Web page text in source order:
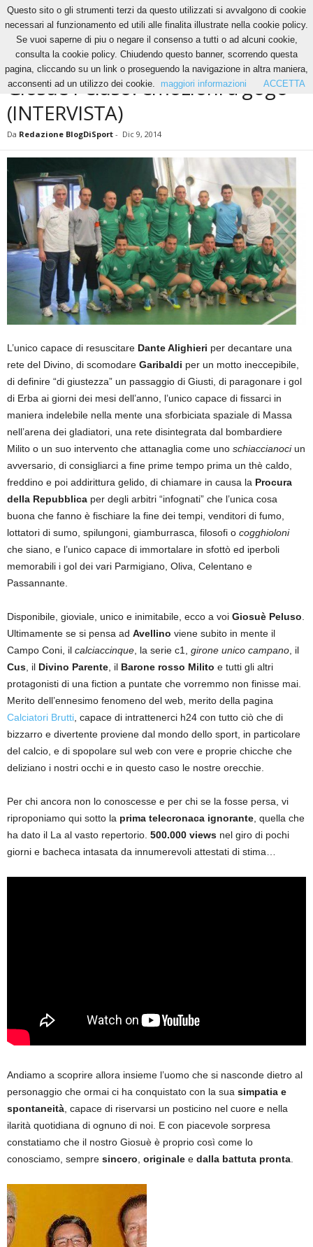
News Giosuè Peluso: emozioni a gogò (INTERVISTA)
NEWS
Giosuè Peluso: emozioni a gogò
(INTERVISTA)
Da Redazione BlogDiSport - Dic 9, 2014
L’unico capace di resuscitare Dante Alighieri per decantare una
rete del Divino, di scomodare Garibaldi per un motto ineccepibile,
di definire “di giustezza” un passaggio di Giusti, di paragonare i gol
di Erba ai giorni dei mesi dell’anno, l’unico capace di fissarci in
maniera indelebile nella mente una sforbiciata spaziale di Massa
nell’arena dei gladiatori, una rete disintegrata dal bombardiere
Milito o un suo intervento che attanaglia come uno schiaccianociun
avversario, di consigliarci a fine prime tempo prima un thè caldo,
freddino e poi addirittura gelido, di chiamare in causa la Procura
della Repubblica per degli arbitri “infognati” che l’unica cosa
buona che fanno è fischiare la fine dei tempi, venditori di fumo,
lottatori di sumo, spilungoni, giamburrasca, filosofi o cogghioloni
che siano, e l’unico capace di immortalare in sfottò ed iperboli
memorabili i gol dei vari Parmigiano, Oliva, Celentano e
Passannante.
Disponibile, gioviale, unico e inimitabile, ecco a voi Giosuè Peluso
Ultimamente se si pensa ad Avellino viene subito in mente il
Campo Coni, il calciaccinque , la serie c1, girone unico campano , il
Cus , il Divino Parente , il Barone rosso Milito e tutti gli altri
protagonisti di una fiction a puntate che vorremmo non finisse mai.
Merito dell’ennesimo fenomeno del web, merito della pagina
Calciatori Brutti , capace di intrattenerci h24 con tutto ciò che di
bizzarro e divertente proviene dal mondo dello sport, in particolare
del calcio, e di spopolare sul web con vere e proprie chicche che
deliziano i nostri occhi e in questo caso le nostre orecchie.
Per chi ancora non lo conoscesse e per chi se la fosse persa, vi
riproponiamo qui sotto la prima telecronaca ignorante , quella che
ha dato il La al vasto repertorio. 500.000 views nel giro di pochi
giorni e bacheca intasata da innumerevoli attestati di stima…
Andiamo a scoprire allora insieme l’uomo che si nasconde dietro al
personaggio che ormai ci ha conquistato con la sua simpatia e
spontaneità, capace di riservarsi un posticino nel cuore e nella
ilarità quotidiana di ognuno di noi. E con piacevole sorpresa
constatiamo che il nostro Giosuè è proprio così come lo
conosciamo, sempre sincero, originale e dalla battuta pronta.
Questo sito o gli strumenti terzi da questo utilizzati si avvalgono di cookie
necessari al funzionamento ed utili alle finalita illustrate nella cookie policy.
Se vuoi saperne di piu o negare il consenso a tutti o ad alcuni cookie,
consulta la cookie policy. Chiudendo questo banner, scorrendo questa
pagina, cliccando su un link o proseguendo la navigazione in altra maniera,
acconsenti ad un utilizzo dei cookie.
maggiori informazioni ACCETTA